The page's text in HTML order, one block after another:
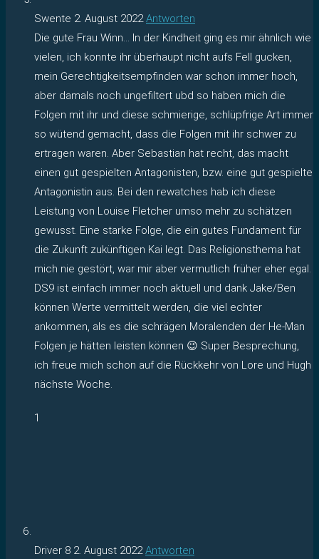
Swente 2. August 2022 Antworten
Die gute Frau Winn… In der Kindheit ging es mir ähnlich wie
vielen, ich konnte ihr überhaupt nicht aufs Fell gucken,
mein Gerechtigkeitsempfinden war schon immer hoch,
aber damals noch ungefiltert ubd so haben mich die
Folgen mit ihr und diese schmierige, schlüpfrige Art immer
so wütend gemacht, dass die Folgen mit ihr schwer zu
ertragen waren. Aber Sebastian hat recht, das macht
einen gut gespielten Antagonisten, bzw. eine gut gespielte
Antagonistin aus. Bei den rewatches hab ich diese
Leistung von Louise Fletcher umso mehr zu schätzen
gewusst. Eine starke Folge, die ein gutes Fundament für
die Zukunft zukünftigen Kai legt. Das Religionsthema hat
mich nie gestört, war mir aber vermutlich früher eher egal.
DS9 ist einfach immer noch aktuell und dank Jake/Ben
können Werte vermittelt werden, die viel echter
ankommen, als es die schrägen Moralenden der He-Man
Folgen je hätten leisten können 😉 Super Besprechung,
ich freue mich schon auf die Rückkehr von Lore und Hugh
nächste Woche.
1
Driver 8 2. August 2022 Antworten